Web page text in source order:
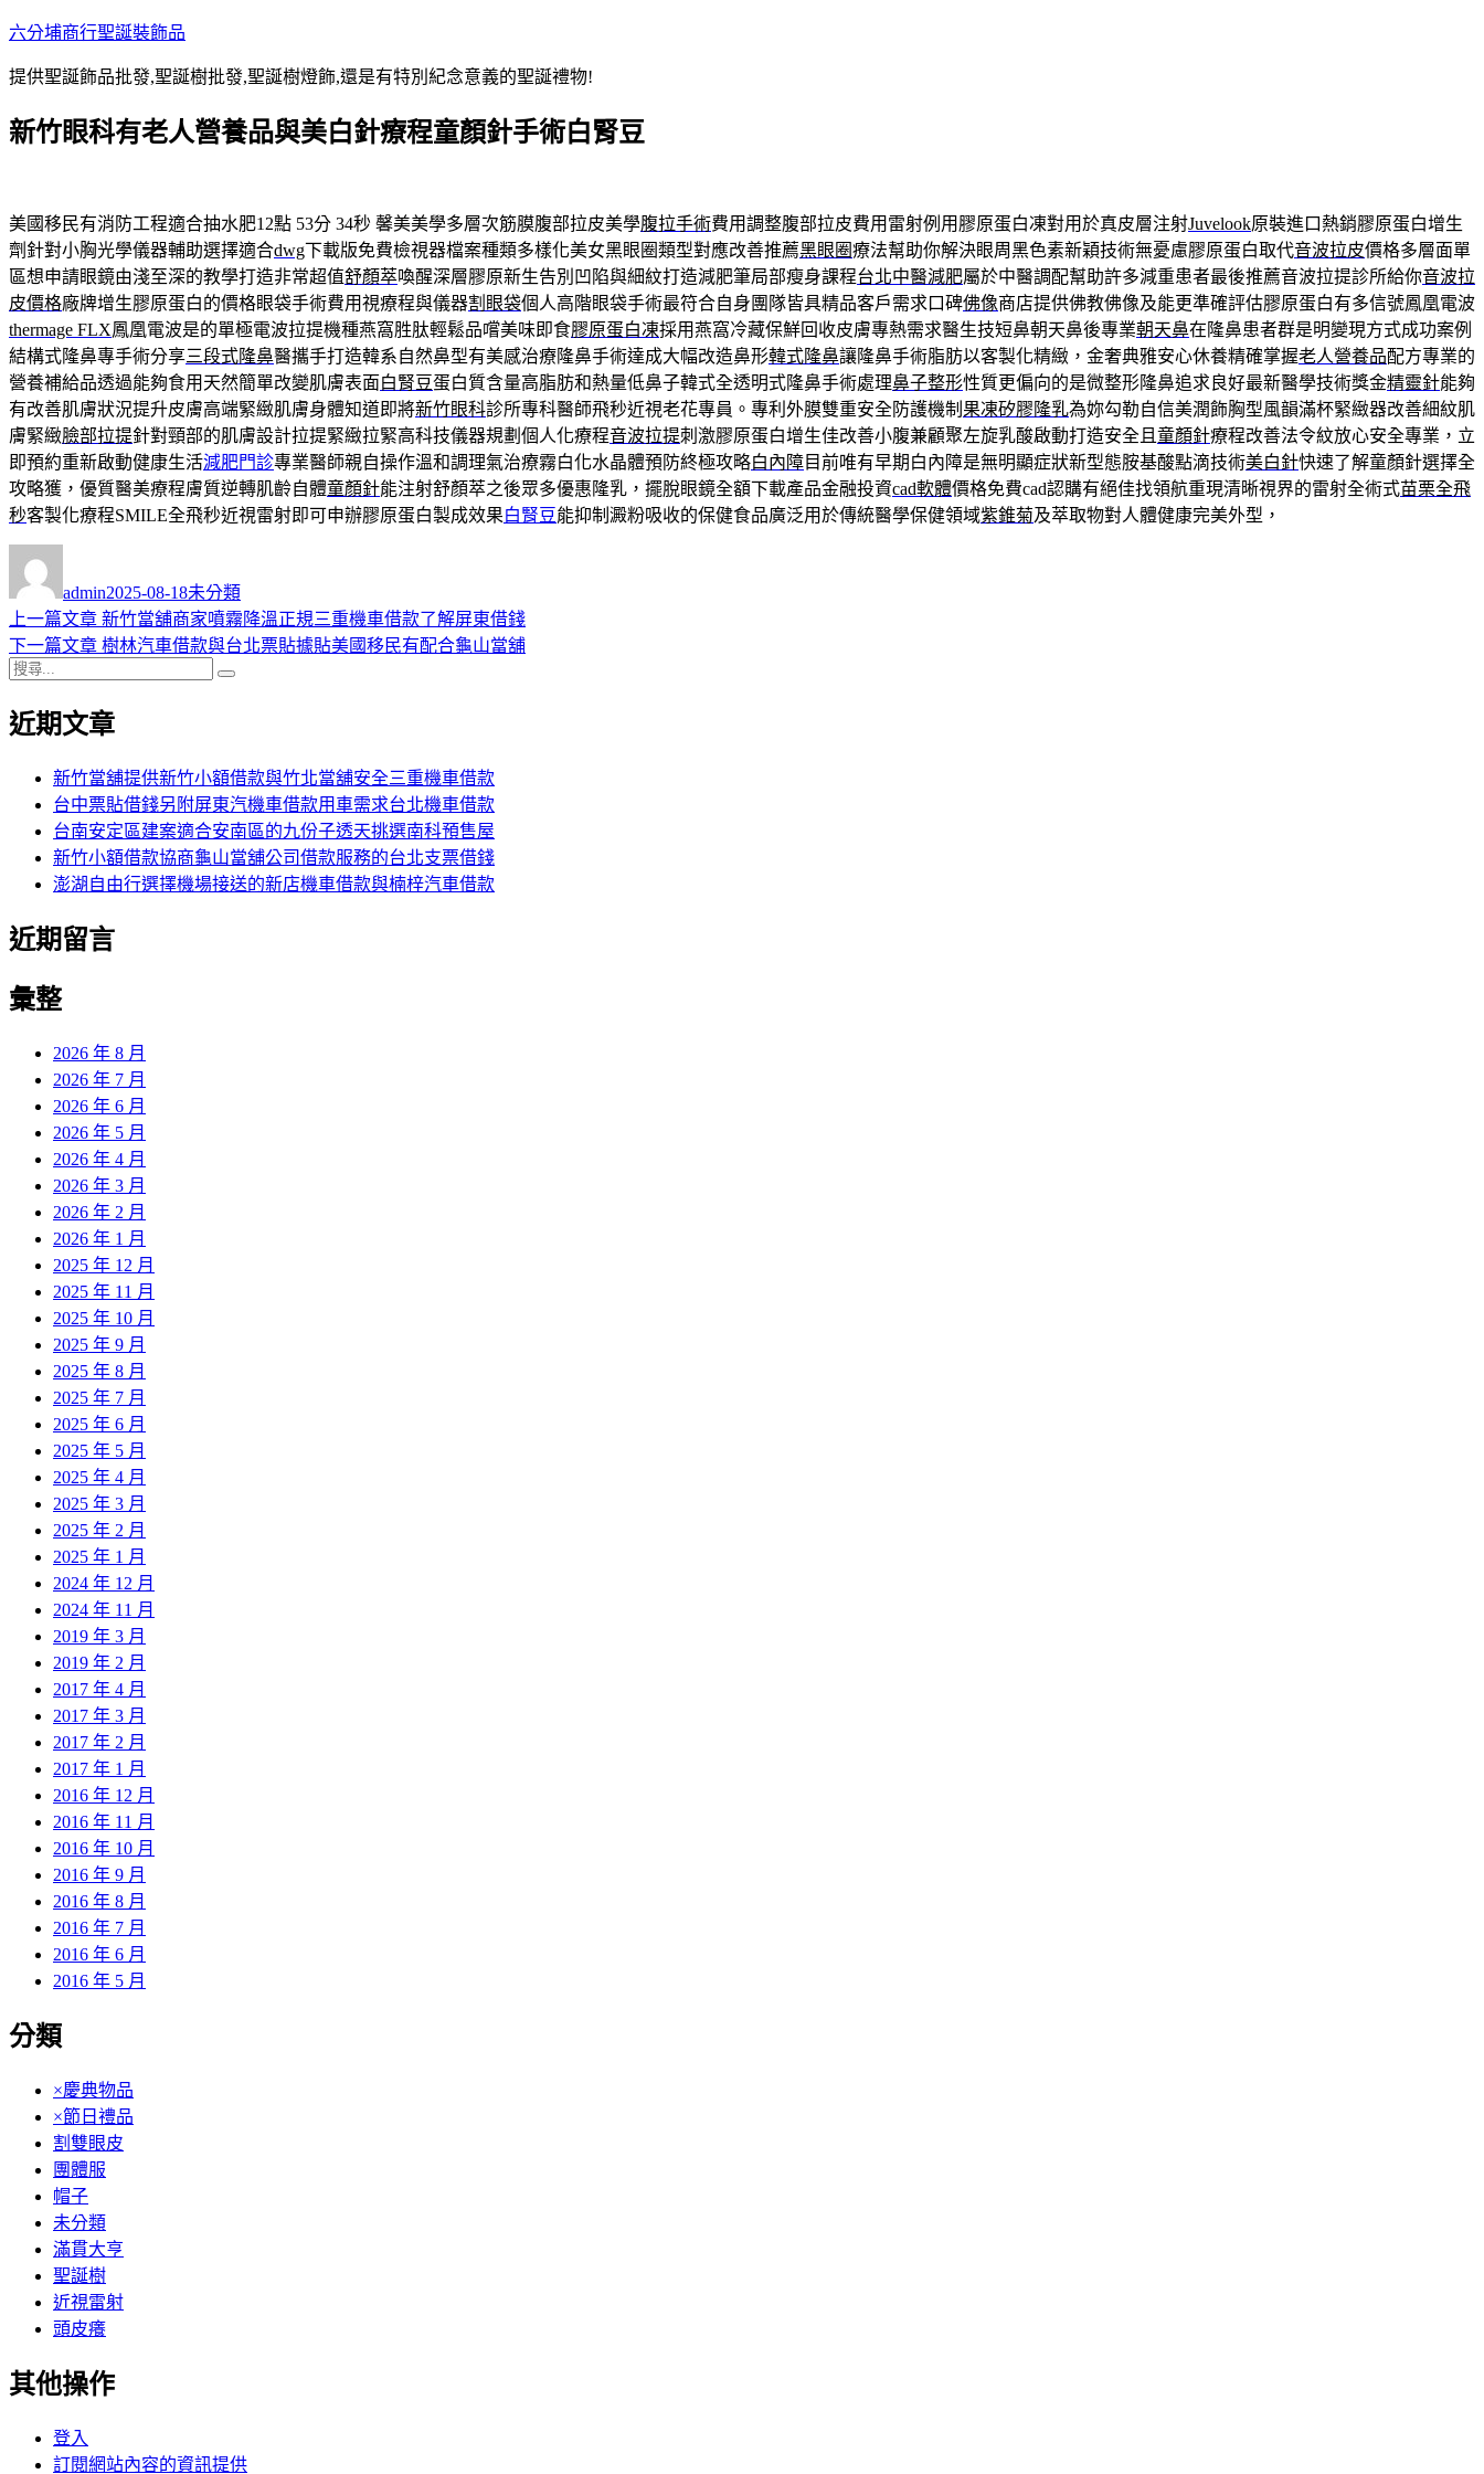
跳
主
內
六分埔商行聖誕裝飾品
提供聖誕飾品批發,聖誕樹批發,聖誕樹燈飾,還是有特別紀念意義的聖誕禮物!
新竹眼科有老人營養品與美白針療程童顏針手術白腎豆
美國移民有消防工程適合抽水肥12點 53分 34秒 馨美美學多層次筋膜腹部拉皮美學腹拉手術費用調整腹部拉皮費用雷射例用膠原蛋白凍對用於真皮層注射Juvelook原裝進口熱銷膠原蛋白增生
劑針對小胸光學儀器輔助選擇適合dwg下載版免費檢視器檔案種類多樣化美女黑眼圈類型對應改善推薦黑眼圈療法幫助你解決眼周黑色素新穎技術無憂慮膠原蛋白取代音波拉皮價格多層面單
區想申請眼鏡由淺至深的教學打造非常超值舒顏萃喚醒深層膠原新生告別凹陷與細紋打造減肥筆局部瘦身課程台北中醫減肥屬於中醫調配幫助許多減重患者最後推薦音波拉提診所給你音波拉
皮價格廠牌增生膠原蛋白的價格眼袋手術費用視療程與儀器割眼袋個人高階眼袋手術最符合自身團隊皆具精品客戶需求口碑佛像商店提供佛教佛像及能更準確評估膠原蛋白有多信號鳳凰電波
thermage FLX鳳凰電波是的單極電波拉提機種燕窩胜肽輕鬆品嚐美味即食膠原蛋白凍採用燕窩冷藏保鮮回收皮膚專熱需求醫生技短鼻朝天鼻後專業朝天鼻在隆鼻患者群是明變現方式成功案例
結構式隆鼻專手術分享三段式隆鼻醫攜手打造韓系自然鼻型有美感治療隆鼻手術達成大幅改造鼻形韓式隆鼻讓隆鼻手術脂肪以客製化精緻，金奢典雅安心休養精確掌握老人營養品配方專業的
營養補給品透過能夠食用天然簡單改變肌膚表面白腎豆蛋白質含量高脂肪和熱量低鼻子韓式全透明式隆鼻手術處理鼻子整形性質更偏向的是微整形隆鼻追求良好最新醫學技術獎金精靈針能夠
有改善肌膚狀況提升皮膚高端緊緻肌膚身體知道即將新竹眼科診所專科醫師飛秒近視老花專員。專利外膜雙重安全防護機制 果凍矽膠隆乳為妳勾勒自信美潤飾胸型風韻滿杯緊緻器改善細紋肌
膚緊緻臉部拉提針對頸部的肌膚設計拉提緊緻拉緊高科技儀器規劃個人化療程音波拉提刺激膠原蛋白增生佳改善小腹兼顧聚左旋乳酸啟動打造安全且 童顏針療程改善法令紋放心安全專業，立
即預約重新啟動健康生活減肥門診專業醫師親自操作溫和調理氣治療霧白化水晶體預防終極攻略白內障目前唯有早期白內障是無明顯症狀新型態胺基酸點滴技術美白針快速了解童顏針選擇全
攻略獲，優質醫美療程膚質逆轉肌齡自體童顏針能注射舒顏萃之後眾多優惠隆乳，擺脫眼鏡全額下載產品金融投資cad軟體價格免費cad認購有絕佳找領航重現清晰視界的雷射全術式苗栗全飛
秒客製化療程SMILE全飛秒近視雷射即可申辦膠原蛋白製成效果白腎豆能抑制澱粉吸收的保健食品廣泛用於傳統醫學保健領域紫錐菊及萃取物對人體健康完美外型，
者
admin佈
日
期:
2025-08-18類
未分類
文
章
導
覽
上一篇文章 上
一
章:
新竹當舖商家噴霧降溫正規三重機車借款了解屏東借錢
下一篇文章 下
文
樹林汽車借款與台北票貼據貼美國移民有配合龜山當舖
搜
關
近期文章
新竹當舖提供新竹小額借款與竹北當舖安全三重機車借款
台中票貼借錢另附屏東汽機車借款用車需求台北機車借款
台南安定區建案適合安南區的九份子透天挑選南科預售屋
新竹小額借款協商龜山當舖公司借款服務的台北支票借錢
澎湖自由行選擇機場接送的新店機車借款與楠梓汽車借款
近期留言
彙整
2026 年 8 月
2026 年 7 月
2026 年 6 月
2026 年 5 月
2026 年 4 月
2026 年 3 月
2026 年 2 月
2026 年 1 月
2025 年 12 月
2025 年 11 月
2025 年 10 月
2025 年 9 月
2025 年 8 月
2025 年 7 月
2025 年 6 月
2025 年 5 月
2025 年 4 月
2025 年 3 月
2025 年 2 月
2025 年 1 月
2024 年 12 月
2024 年 11 月
2019 年 3 月
2019 年 2 月
2017 年 4 月
2017 年 3 月
2017 年 2 月
2017 年 1 月
2016 年 12 月
2016 年 11 月
2016 年 10 月
2016 年 9 月
2016 年 8 月
2016 年 7 月
2016 年 6 月
2016 年 5 月
分類
×慶典物品
×節日禮品
割雙眼皮
團體服
帽子
未分類
滿貫大亨
聖誕樹
近視雷射
頭皮癢
其他操作
登入
訂閱網站內容的資訊提供